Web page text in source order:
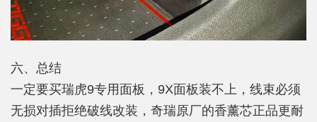
六、总结
一定要买瑞虎9专用面板，9X面板装不上，线束必须
无损对插拒绝破线改装，奇瑞原厂的香薰芯正品更耐